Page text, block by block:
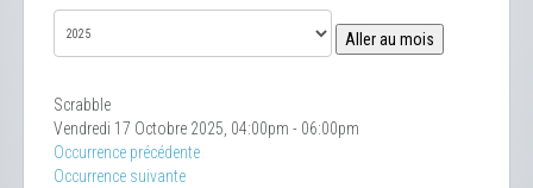
Aller au mois
Scrabble
Vendredi 17 Octobre 2025, 04:00pm - 06:00pm
Occurrence précédente
Occurrence suivante